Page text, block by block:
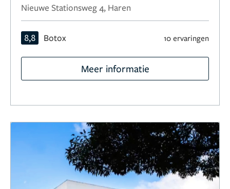
Nieuwe Stationsweg 4, Haren
8,8 Botox 10 ervaringen
Meer informatie